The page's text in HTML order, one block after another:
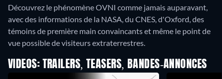
Découvrez le phénomène OVNI comme jamais auparavant,
avec des informations de la NASA, du CNES, d'Oxford, des
témoins de première main convaincants et même le point de
vue possible de visiteurs extraterrestres.
VIDEOS: TRAILERS, TEASERS, BANDES-ANNONCES